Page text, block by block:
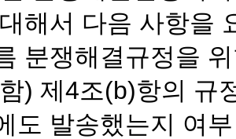
해서 다음 사항을
분쟁해결규정을
) 제4조(b)항의 규
도 발송했는지 여